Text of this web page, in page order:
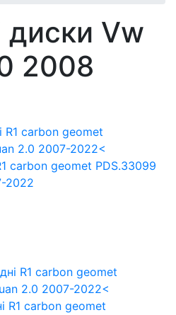
диски Vw
2008
carbon geomet PDS.33099
2022
R1 carbon geomet